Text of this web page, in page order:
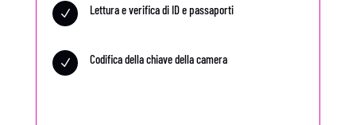
N Lettura e verifica di ID e passaporti
N Codifica della chiave della camera